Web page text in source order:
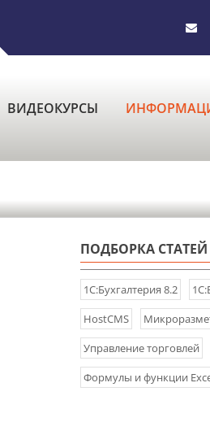
ВИДЕОКУРСЫ
ПОДБОРКА СТАТЕЙ
1С:Бухгалтерия 8.2
HostCMS
Управление торговлей
Формулы и функции